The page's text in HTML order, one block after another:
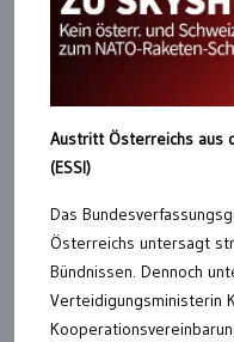
Austritt Österreichs aus
(ESSI)
Das
Österreichs untersagt
Bündnissen. Dennoch
Verteidigungsministerin